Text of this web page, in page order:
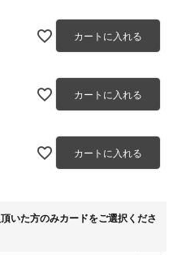
カートに入れる
カートに入れる
カートに入れる
いた方のみカードをご選択くださ